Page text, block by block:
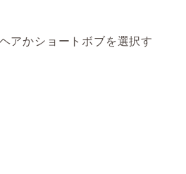
アかショートボブを選択す